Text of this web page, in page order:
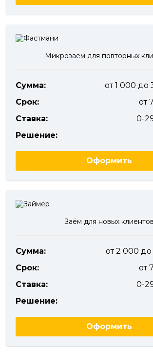
Микрозаём для повторных
Сумма:
от 1 000 до
Срок:
от
Ставка:
0-
Решение:
Оформить
Заём для новых клиентов
Сумма:
от 2 000 до
Срок:
от
Ставка:
0-
Решение:
Оформить